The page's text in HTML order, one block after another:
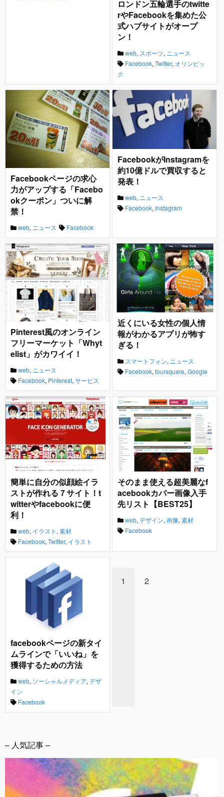
ロンドン五輪選手のtwitte
rやFacebookを集めた公
式ハブサイトがオープ
ン！
web, スポーツ, ニュース
Facebook, Twitter, オリンピッ
ク
Facebookページの求心
力がアップする「Facebo
okクーポン」ついに解
禁！
web, ニュース Facebook
FacebookがInstagramを
約10億ドルで買収すると
発表！
web, ニュース
Facebook, Instagram
Pinterest風のオンライン
フリーマーケット「Whyt
elist」がカワイイ！
web, ニュース
Facebook, Pinterest, サービス
近くにいる女性の個人情
報がわかるアプリが怖す
ぎる！
スマートフォン, ニュース
Facebook, foursquare, Google
簡単に自分の似顔絵イラ
ストが作れる７サイト！t
witterやfacebookに便
利！
web, イラスト , 素材
Facebook, Twitter, イラスト
そのまま使える超美麗なf
acebookカバー画像入手
先リスト【BEST25】
web, デザイン, 画像, 素材
Facebook
facebookページの新タイ
ムラインで「いいね」を
獲得するための方法
web, ソーシャルメディア, デザ
イン
Facebook
1 2
– 人気記事 –